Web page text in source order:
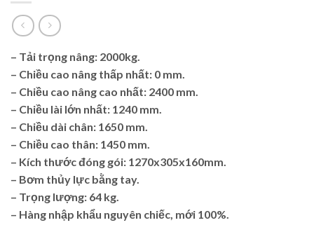
– Tải trọng nâng: 2000kg.
– Chiều cao nâng thấp nhất: 0 mm.
– Chiều cao nâng cao nhất: 2400 mm.
– Chiều lài lớn nhất: 1240 mm.
– Chiều dài chân: 1650 mm.
– Chiều cao thân: 1450 mm.
– Kích thước đóng gói: 1270x305x160mm.
– Bơm thủy lực bằng tay.
– Trọng lượng: 64 kg.
– Hàng nhập khẩu nguyên chiếc, mới 100%.